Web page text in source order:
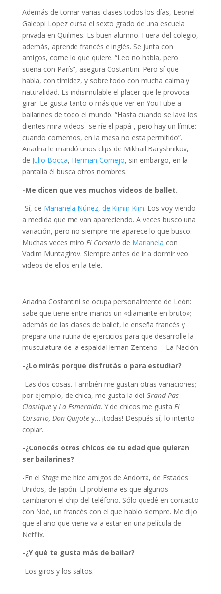
Además de tomar varias clases todos los días, Leonel
Galeppi Lopez cursa el sexto grado de una escuela
privada en Quilmes. Es buen alumno. Fuera del colegio,
además, aprende francés e inglés. Se junta con
amigos, come lo que quiere. “Leo no habla, pero
sueña con París”, asegura Costantini. Pero sí que
habla, con timidez, y sobre todo con mucha calma y
naturalidad. Es indisimulable el placer que le provoca
girar. Le gusta tanto o más que ver en YouTube a
bailarines de todo el mundo. “Hasta cuando se lava los
dientes mira videos -se ríe el papá-, pero hay un límite:
cuando comemos, en la mesa no esta permitido”.
Ariadna le mandó unos clips de Mikhail Baryshnikov,
de Julio Bocca, Herman Cornejo, sin embargo, en la
pantalla él busca otros nombres.
-Me dicen que ves muchos videos de ballet.
-Sí, de Marianela Núñez, de Kimin Kim. Los voy viendo
a medida que me van apareciendo. A veces busco una
variación, pero no siempre me aparece lo que busco.
Muchas veces miro El Corsariode Marianela con
Vadim Muntagirov. Siempre antes de ir a dormir veo
videos de ellos en la tele.
Ariadna Costantini se ocupa personalmente de León:
sabe que tiene entre manos un «diamante en bruto»;
además de las clases de ballet, le enseña francés y
prepara una rutina de ejercicios para que desarrolle la
musculatura de la espaldaHernan Zenteno – La Nación
-¿Lo mirás porque disfrutás o para estudiar?
-Las dos cosas. También me gustan otras variaciones;
por ejemplo, de chica, me gusta la del Grand Pas
Classique y La Esmeralda. Y de chicos me gusta El
Corsario, Don Quijotey… ¡todas! Después sí, lo intento
copiar.
-¿Conocés otros chicos de tu edad que quieran
ser bailarines?
-En el Stageme hice amigos de Andorra, de Estados
Unidos, de Japón. El problema es que algunos
cambiaron el chip del teléfono. Sólo quedé en contacto
con Noé, un francés con el que hablo siempre. Me dijo
que el año que viene va a estar en una película de
Netflix.
-¿Y qué te gusta más de bailar?
-Los giros y los saltos.